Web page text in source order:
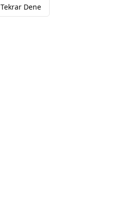
Tekrar Dene